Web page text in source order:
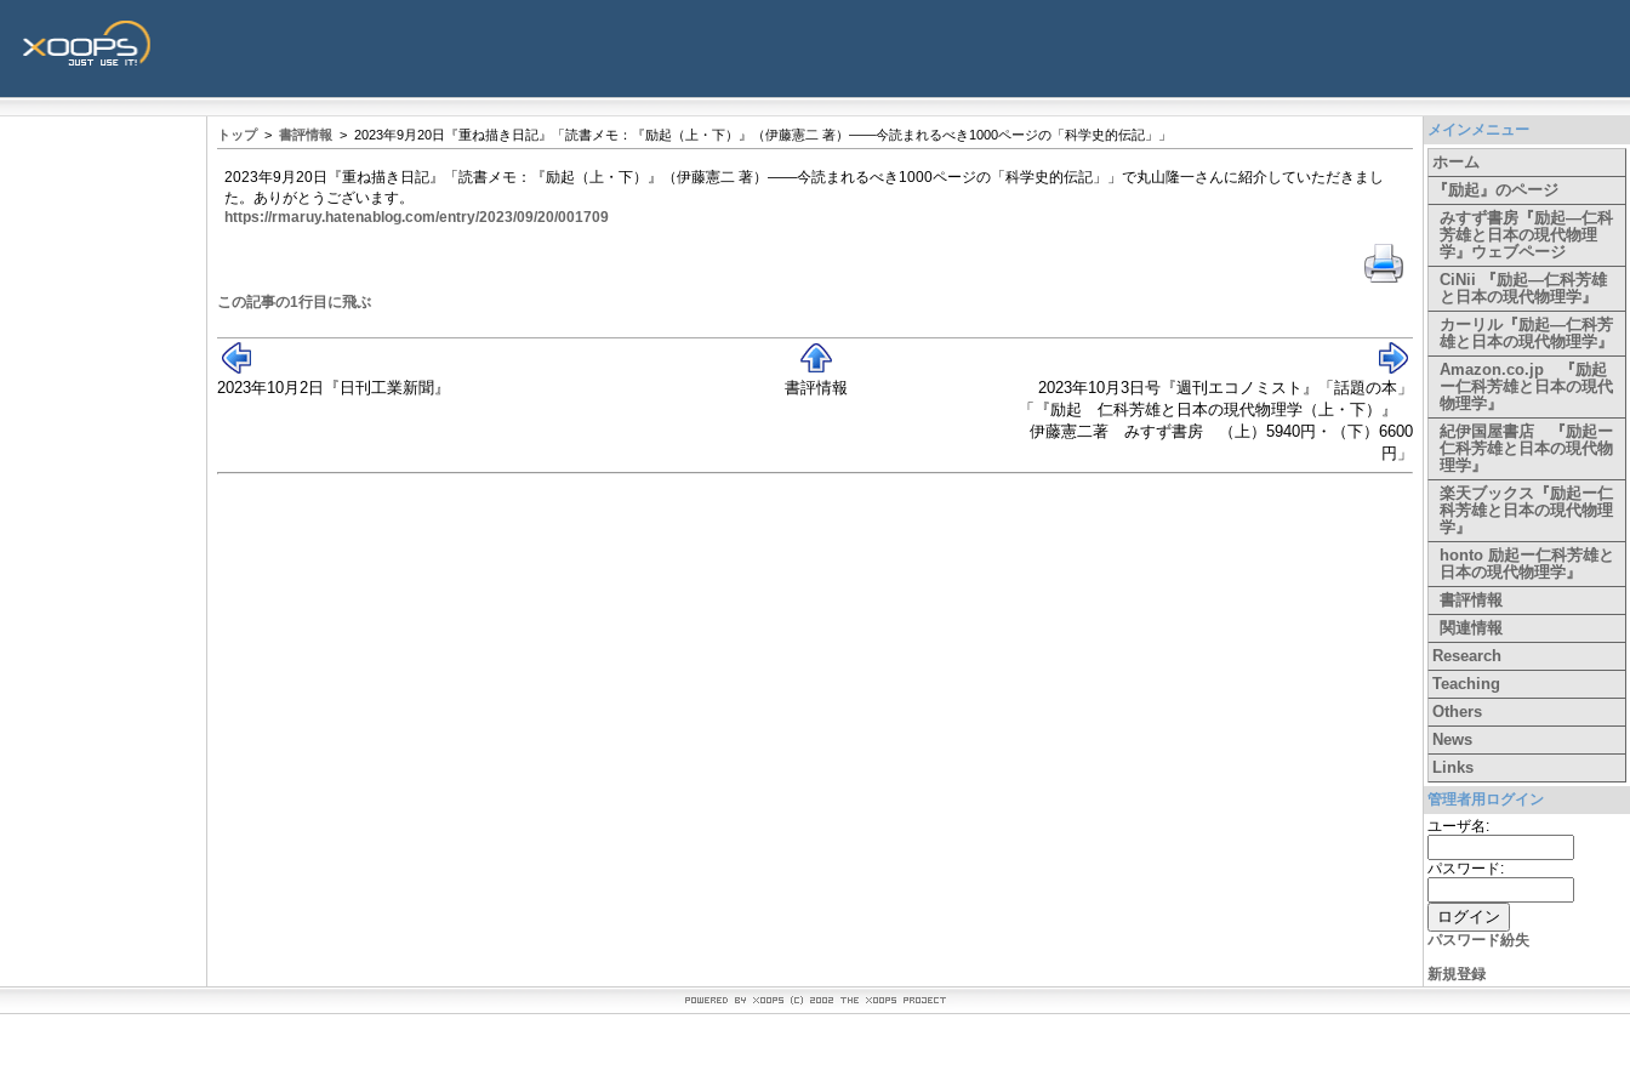
トップ> 書評情報 > 2023年9月20日『重ね描き日記』「読書メモ：『励起（上・下）』（伊藤憲二 著）――今読まれるべき1000ページの「科学史的伝記」」
2023年9月20日『重ね描き日記』「読書メモ：『励起（上・下）』（伊藤憲二 著）――今読まれるべき1000ページの「科学史的伝記」」で丸山隆一さんに紹介していただきまし
た。ありがとうございます。
https://rmaruy.hatenablog.com/entry/2023/09/20/001709
この記事の1行目に飛ぶ
2023年10月2日『日刊工業新聞』 書評情報
2023年10月3日号『週刊エコノミスト』「話題の本」
「『励起 仁科芳雄と日本の現代物理学（上・下）』
伊藤憲二著 みすず書房 （上）5940円・（下）6600
円」
メインメニュー
ホーム
『励起』のページ
みすず書房『励起―仁科
芳雄と日本の現代物理
学』ウェブページ
CiNii 『励起―仁科芳雄
と日本の現代物理学』
カーリル『励起―仁科芳
雄と日本の現代物理学』
Amazon.co.jp 『励起
ー仁科芳雄と日本の現代
物理学』
紀伊国屋書店 『励起ー
仁科芳雄と日本の現代物
理学』
楽天ブックス『励起ー仁
科芳雄と日本の現代物理
学』
honto 励起ー仁科芳雄と
日本の現代物理学』
書評情報
関連情報
Research
Teaching
Others
News
Links
管理者用ログイン
ユーザ名:
パスワード:
パスワード紛失
新規登録